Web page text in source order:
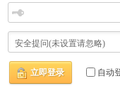
立即登录 自动